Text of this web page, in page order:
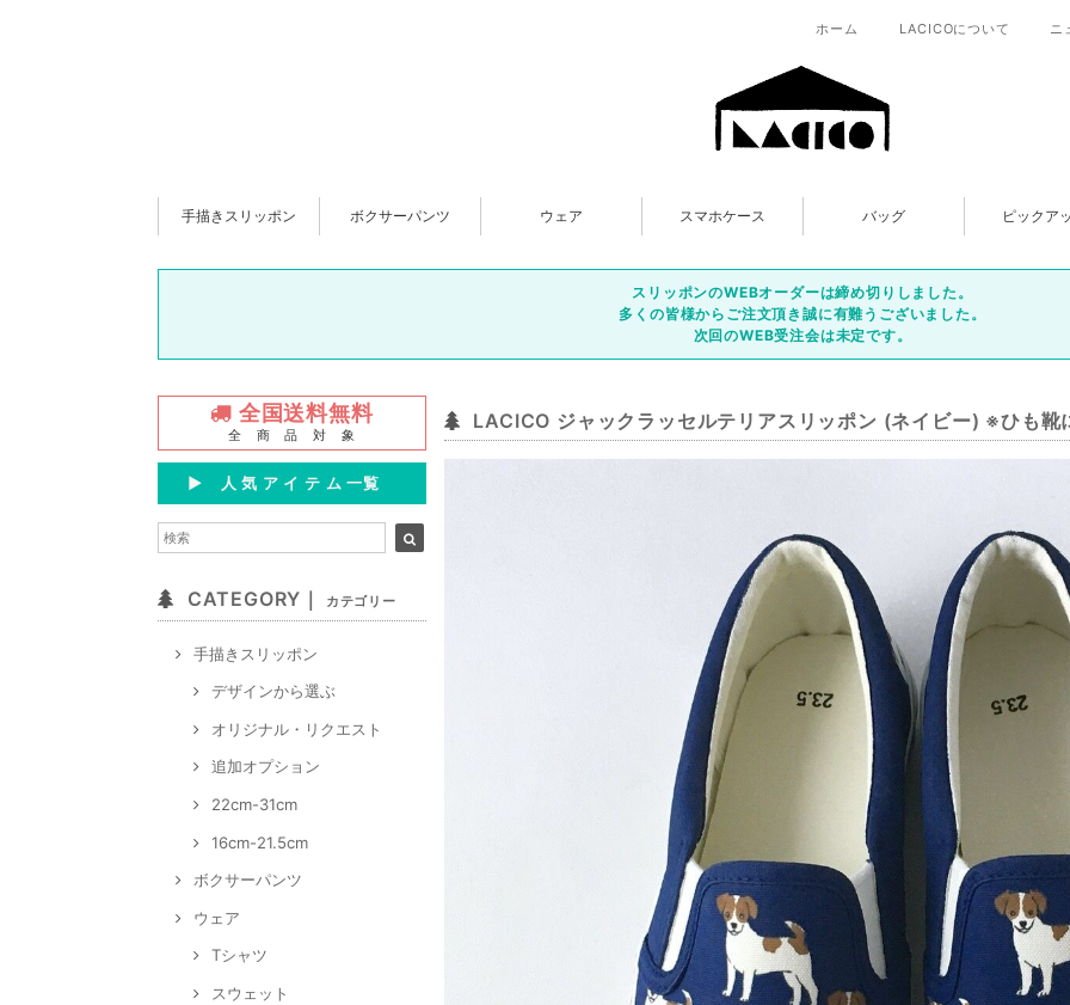
ホーム LACICOについて ニ
手描きスリッポン ボクサーパンツ ウェア スマホケース バッグ ピックア
スリッポンのWEBオーダーは締め切りしました。
多くの皆様からご注文頂き誠に有難うございました。
次回のWEB受注会は未定です。
全国送料無料
全 商 品 対 象
▶︎ 人 気 ア イ テ ム 一覧
CATEGORY｜ カテゴリー
手描きスリッポン
デザインから選ぶ
オリジナル・リクエスト
追加オプション
22cm-31cm
16cm-21.5cm
ボクサーパンツ
ウェア
Tシャツ
スウェット
LACICO ジャックラッセルテリアスリッポン (ネイビー) ※ひも靴